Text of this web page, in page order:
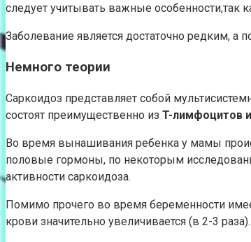
следует учитывать важные особенности,так
Заболевание является достаточно редким, а
Немного теории
Саркоидоз представляет собой
состоят преимущественно из T-лимфоцитов
Во время вынашивания ребенка у мамы
половые гормоны, по некоторым
активности саркоидоза.
Помимо прочего во время беременности
крови значительно увеличивается (в 2-3